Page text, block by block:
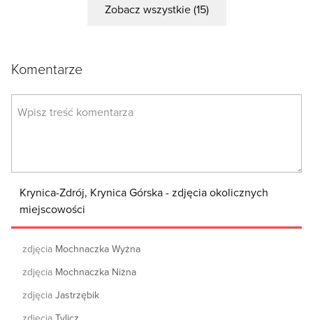
Zobacz wszystkie (15)
Komentarze
Krynica-Zdrój, Krynica Górska - zdjęcia okolicznych
miejscowości
zdjęcia Mochnaczka Wyżna
zdjęcia Mochnaczka Niżna
zdjęcia Jastrzębik